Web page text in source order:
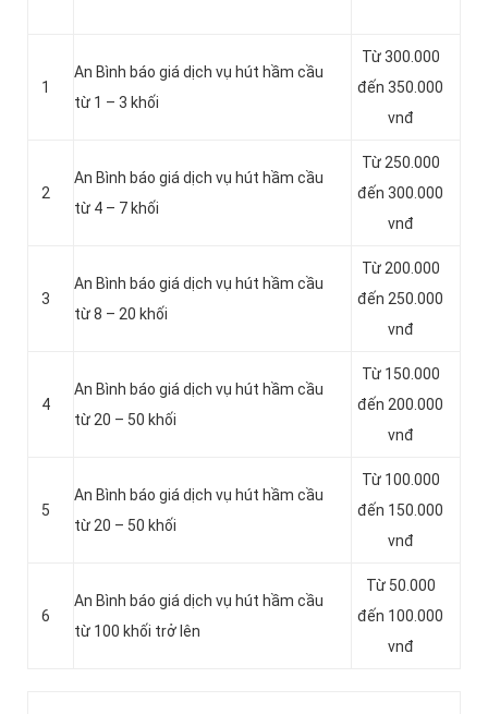
1
An Bình báo giá dịch vụ hút hầm cầu
từ 1 – 3 khối
Từ 300.000
đến 350.000
vnđ
2
An Bình báo giá dịch vụ hút hầm cầu
từ 4 – 7 khối
Từ 250.000
đến 300.000
vnđ
3
An Bình báo giá dịch vụ hút hầm cầu
từ 8 – 20 khối
Từ 200.000
đến 250.000
vnđ
4
An Bình báo giá dịch vụ hút hầm cầu
từ 20 – 50 khối
Từ 150.000
đến 200.000
vnđ
5
An Bình báo giá dịch vụ hút hầm cầu
từ 20 – 50 khối
Từ 100.000
đến 150.000
vnđ
6
An Bình báo giá dịch vụ hút hầm cầu
từ 100 khối trở lên
Từ 50.000
đến 100.000
vnđ